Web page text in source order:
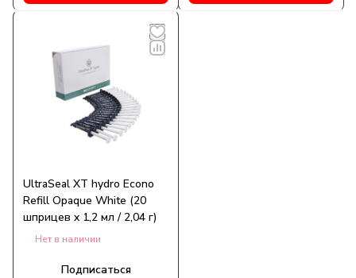
UltraSeal XT hydro Econo
Refill Opaque White (20
шприцев x 1,2 мл / 2,04 г)
Нет в наличии
Подписаться